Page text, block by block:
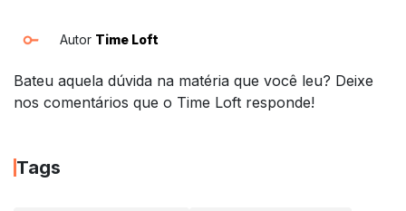
Autor Time Loft
Bateu aquela dúvida na matéria que você leu? Deixe
nos comentários que o Time Loft responde!
Tags